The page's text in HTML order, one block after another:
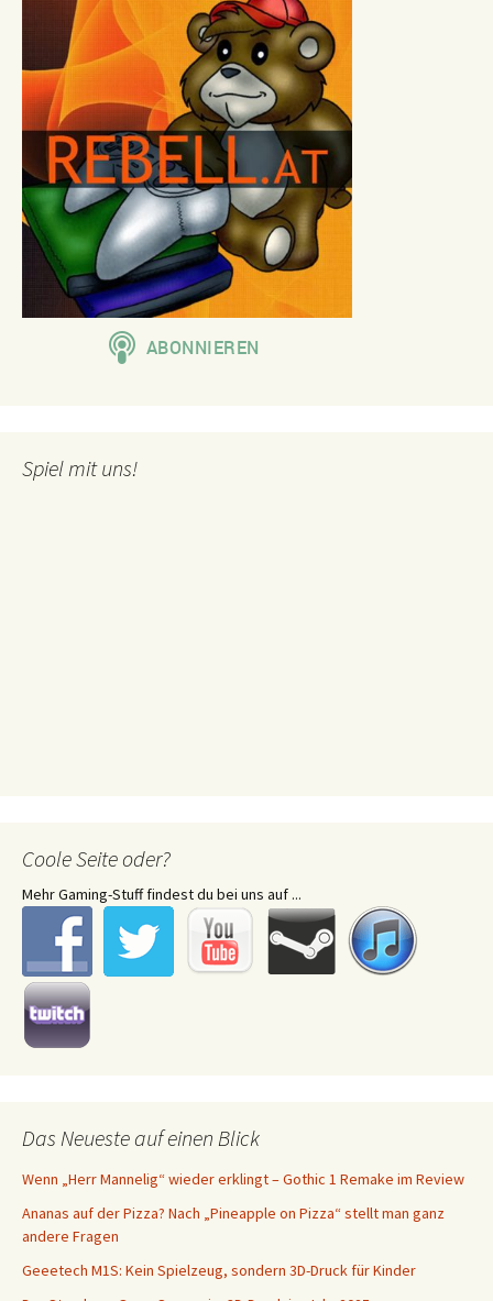
Spiel mit uns!
Coole Seite oder?
Mehr Gaming-Stuff findest du bei uns auf ...
Das Neueste auf einen Blick
Wenn „Herr Mannelig“ wieder erklingt – Gothic 1 Remake im Review
Ananas auf der Pizza? Nach „Pineapple on Pizza“ stellt man ganz
andere Fragen
Geeetech M1S: Kein Spielzeug, sondern 3D-Druck für Kinder